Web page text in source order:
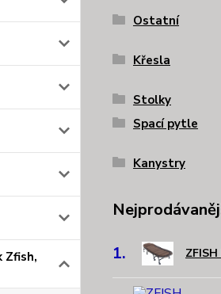
Zfish,
Ostatní
Křesla
Stolky
Spací pytle
Kanystry
1.